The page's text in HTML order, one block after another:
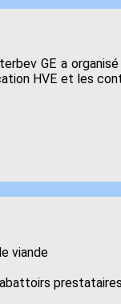
GE a
HVE et les
viande